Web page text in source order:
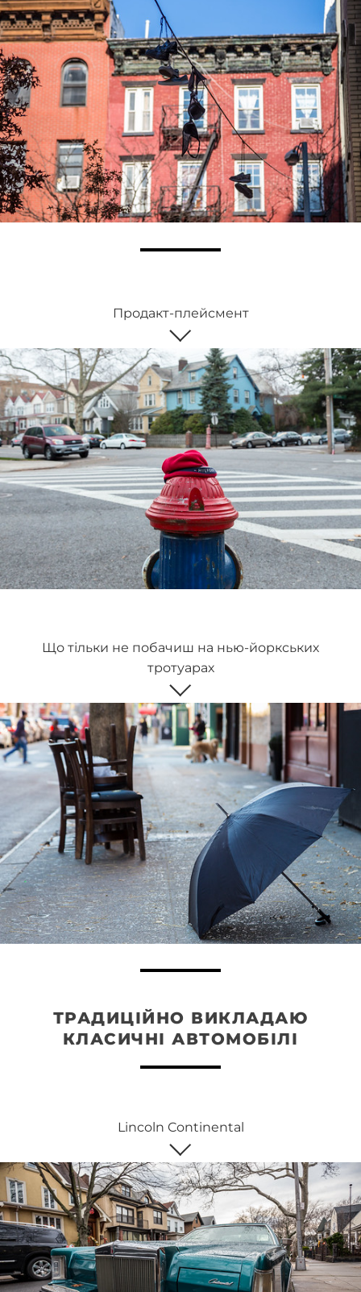
Продакт-плейсмент
Що тільки не побачиш на нью-йоркських
тротуарах
ТРАДИЦІЙНО ВИКЛАДАЮ
КЛАСИЧНІ АВТОМОБІЛІ
Lincoln Continental